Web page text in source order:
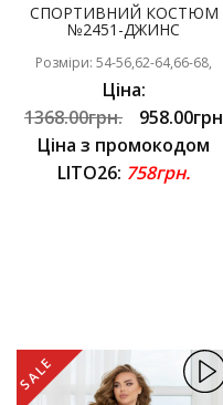
СПОРТИВНИЙ КОСТЮМ
№2451-ДЖИНС
Розміри: 54-56,62-64,66-68,
Ціна:
1368.00грн.
958.00грн
Ціна з промокодом
LITO26: 758грн.
SALE